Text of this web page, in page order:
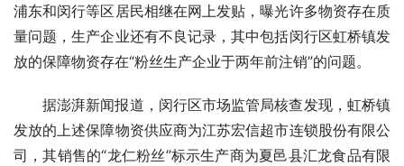
浦东和闵行等区居民相继在网上发贴，曝光许多物资存在质
量问题，生产企业还有不良记录，其中包括闵行区虹桥镇发
放的保障物资存在“粉丝生产企业于两年前注销”的问题。
据澎湃新闻报道，闵行区市场监管局核查发现，虹桥镇
发放的上述保障物资供应商为江苏宏信超市连锁股份有限公
司，其销售的“龙仁粉丝”标示生产商为夏邑县汇龙食品有限